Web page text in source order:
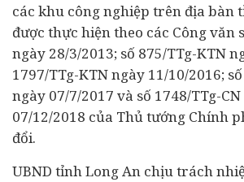
các khu công nghiệp trên địa bàn
được thực hiện theo các Công văn
ngày 28/3/2013; số 875/TTg-KTN
1797/TTg-KTN ngày 11/10/2016;
ngày 07/7/2017 và số 1748/TTg-
07/12/2018 của Thủ tướng Chính
đổi.
UBND tỉnh Long An chịu trách